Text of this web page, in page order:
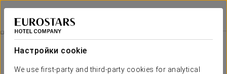
Настройки cookie
We use first-party and third-party cookies for analytical
Eurostars Al-Ándalus Palace
СЕВИЛЬЯ
Билет В Agua Mágica